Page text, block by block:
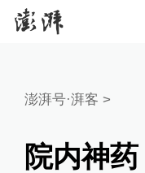
澎湃号·湃客 >
院内神